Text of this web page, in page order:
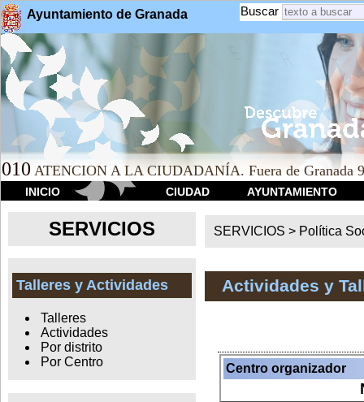
Ayuntamiento de Granada Buscar
010 ATENCION A LA CIUDADANÍA. Fuera de Granada
INICIO CIUDAD AYUNTAMIENTO
SERVICIOS
Talleres y Actividades
Talleres
Actividades
Por distrito
Por Centro
SERVICIOS > Política
Actividades y
Centro organizador